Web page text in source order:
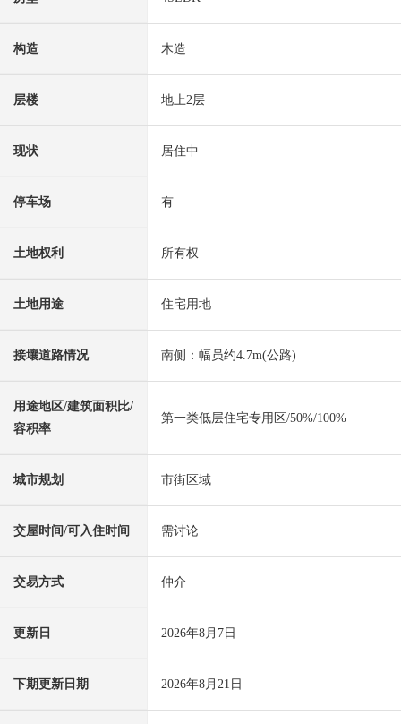
构造 木造
层楼 地上2层
现状 居住中
停车场 有
土地权利 所有权
土地用途 住宅用地
接壤道路情况 南侧：幅员约4.7m(公路)
用途地区/建筑面积比/
容积率
第一类低层住宅专用区/50%/100%
城市规划 市街区域
交屋时间/可入住时间 需讨论
交易方式 仲介
更新日 2026年8月7日
下期更新日期 2026年8月21日